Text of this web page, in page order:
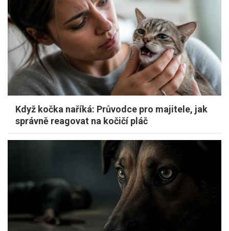
Když kočka naříká: Průvodce pro majitele, jak
správně reagovat na kočičí pláč